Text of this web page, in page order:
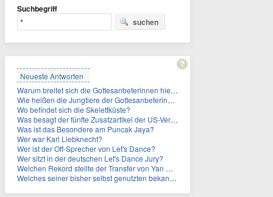
Suchbegriff
suchen
Neueste Antworten
Warum breitet sich die Gottesanbeterinnen hierzulande immer weiter aus?
Wie heißen die Jungtiere der Gottesanbeterinnen?
Wo befindet sich die Skelettküste?
Was besagt der fünfte Zusatzartikel der US-Verfassung, auf den sich Fauci berief?
Was ist das Besondere am Puncak Jaya?
Wer war Karl Liebknecht?
Wer ist der Off-Sprecher von Let's Dance?
Wer sitzt in der deutschen Let's Dance Jury?
Welchen Rekord stellte der Transfer von Yan Diomande zudem auf?
Welches seiner bisher selbst genutzten bekannten Gebäude verpachtet der Vatikan nun?